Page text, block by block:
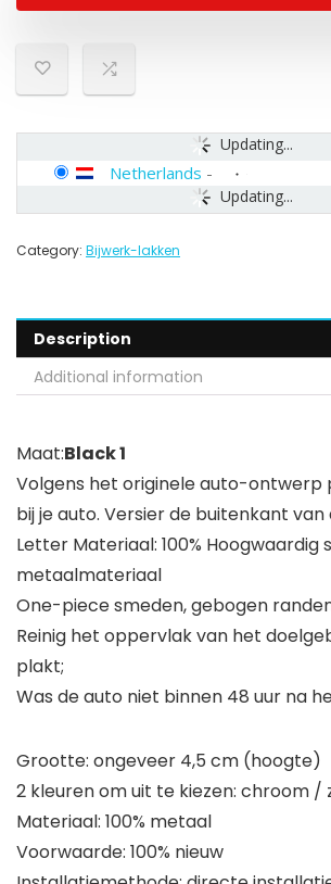
Updating...
Updating...
Netherlands -
Category: Bijwerk-lakken
Description
Additional information
Maat:Black 1
Volgens het originele auto-
bij je auto. Versier de buitenkant van
Letter Materiaal: 100% Hoogwaardig
metaalmateriaal
One-piece smeden, gebogen
Reinig het oppervlak van het
plakt;
Was de auto niet binnen 48 uur na
Grootte: ongeveer 4,5 cm (hoogte)
2 kleuren om uit te kiezen: chroom /
Materiaal: 100% metaal
Voorwaarde: 100% nieuw